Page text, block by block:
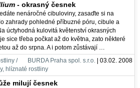
- okrasný česnek
nenáročné cibuloviny, zasaďte si na
zahrady pohledné příbuzné póru, cibule a
úctyhodná kulovitá květenství okrasných
sice třeba počkat až do května, zato některé
až do srpna. A i potom zůstávají …
BURDA Praha spol. s.r.o. | 03.02. 2008
/
hlíznaté rostliny
milují česnek